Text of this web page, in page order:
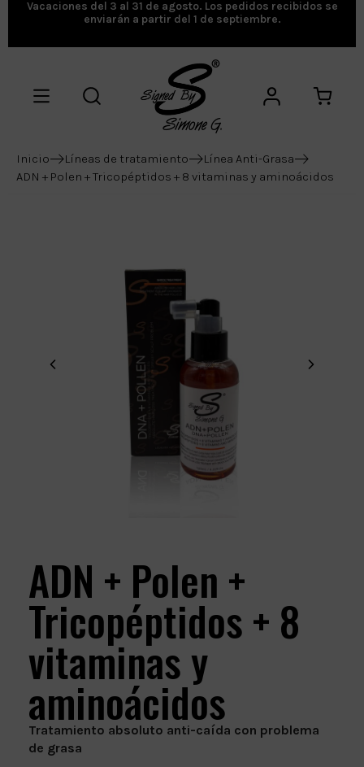
Vacaciones del 3 al 31 de agosto. Los pedidos recibidos se
enviarán a partir del 1 de septiembre.
Inicio Líneas de tratamiento
Línea Anti-Grasa
ADN + Polen + Tricopéptidos + 8 vitaminas y aminoácidos
ADN + Polen +
Tricopéptidos + 8
vitaminas y
aminoácidos
Tratamiento absoluto anti-caída con problema
de grasa